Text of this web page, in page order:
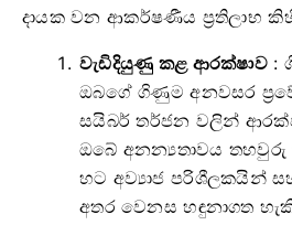
දායක වන ආකර්ෂණීය ප්‍රතිලාභ
වැඩිදියුණු කළ ආරක්ෂාව:
ඔබගේ ගිණුම අනවසර
සයිබර් තර්ජන වලින්
ඔබේ අනන්‍යතාවය තහවුරු
හට අව්‍යාජ පරිශීලකයින්
අතර වෙනස හඳුනාගත